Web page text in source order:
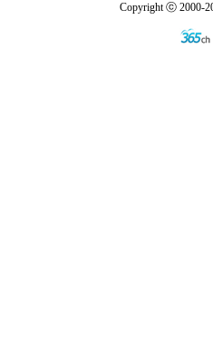
Copyright ⓒ 2000-